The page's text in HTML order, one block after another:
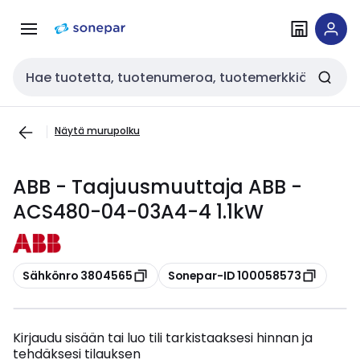
navigointiinsisältöön
Haku
Näytä murupolku
ABB - Taajuusmuuttaja ABB -
ACS480-04-03A4-4 1.1kW
Kopioi
Sähkönro 3804565 Kopioi
Sonepar-ID 100058573
Kirjaudu sisään tai luo tili tarkistaaksesi hinnan ja
tehdäksesi tilauksen